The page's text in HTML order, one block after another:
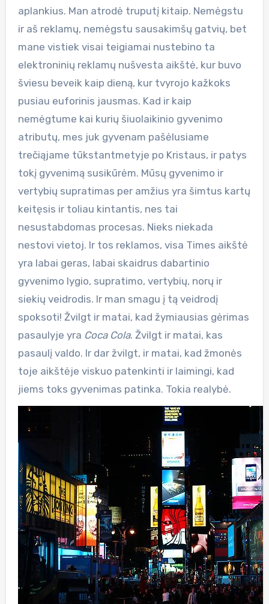
aplankius. Man atrodė truputį kitaip. Nemėgstu
ir aš reklamų, nemėgstu sausakimšų gatvių, bet
mane vistiek visai teigiamai nustebino ta
elektroninių reklamų nušvesta aikštė, kur buvo
šviesu beveik kaip dieną, kur tvyrojo kažkoks
pusiau euforinis jausmas. Kad ir kaip
nemėgtume kai kurių šiuolaikinio gyvenimo
atributų, mes juk gyvenam pašėlusiame
trečiąjame tūkstantmetyje po Kristaus, ir patys
tokį gyvenimą susikūrėm. Mūsų gyvenimo ir
vertybių supratimas per amžius yra šimtus kartų
keitęsis ir toliau kintantis, nes tai
nesustabdomas procesas. Nieks niekada
nestovi vietoj. Ir tos reklamos, visa Times aikštė
yra labai geras, labai skaidrus dabartinio
gyvenimo lygio, supratimo, vertybių, norų ir
siekių veidrodis. Ir man smagu į tą veidrodį
spoksoti! Žvilgt ir matai, kad žymiausias gėrimas
pasaulyje yra Coca Cola. Žvilgt ir matai, kas
pasaulį valdo. Ir dar žvilgt, ir matai, kad žmonės
toje aikštėje viskuo patenkinti ir laimingi, kad
jiems toks gyvenimas patinka. Tokia realybė.